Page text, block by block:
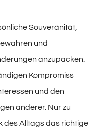
Souveränität,
und
anzupacken.
Kompromiss
und den
anderer. Nur zu
des Alltags das richtige